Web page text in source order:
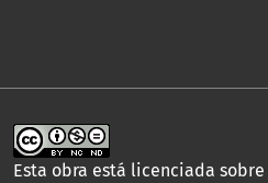
Esta obra está licenciada